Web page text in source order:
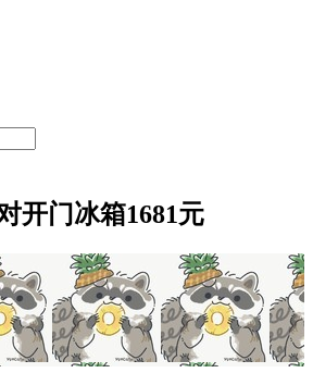
开门冰箱1681元